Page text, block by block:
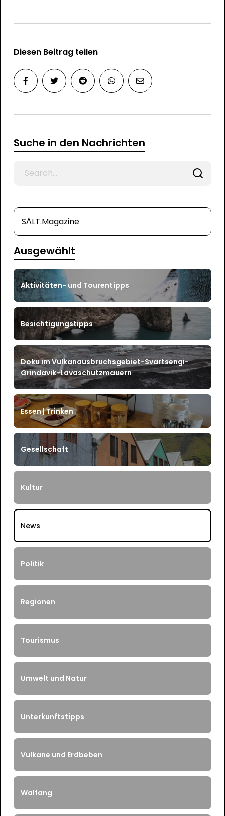
Diesen Beitrag teilen
Suche in den Nachrichten
SΛLT.Magazine
Ausgewählt
Aktivitäten- und Tourentipps
Besichtigungstipps
Doku im Vulkanausbruchsgebiet-Svartsengi-
Grindavik-Lavaschutzmauern
Essen | Trinken
Gesellschaft
Kultur
News
Politik
Regionen
Tourismus
Umwelt und Natur
Unterkunftstipps
Vulkane und Erdbeben
Walfang